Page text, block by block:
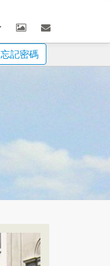
忘記密碼